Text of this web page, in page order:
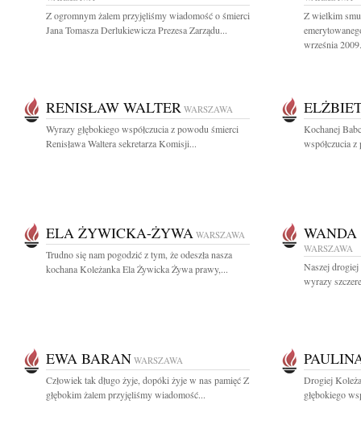
Z ogromnym żalem przyjęliśmy wiadomość o śmierci
Jana Tomasza Derlukiewicza Prezesa Zarządu...
Z wielkim
września
RENISŁAW WALTER WARSZAWA
Wyrazy głębokiego współczucia z powodu śmierci
Renisława Waltera sekretarza Komisji...
Kochanej
współczucia
ELA ŻYWICKA-ŻYWA WARSZAWA
Trudno się nam pogodzić z tym, że odeszła nasza
kochana Koleżanka Ela Żywicka Żywa prawy,...
WARSZAWA
Naszej
wyrazy
EWA BARAN WARSZAWA
Człowiek tak długo żyje, dopóki żyje w nas pamięć Z
głębokim żalem przyjęliśmy wiadomość...
Drogiej
głębokiego